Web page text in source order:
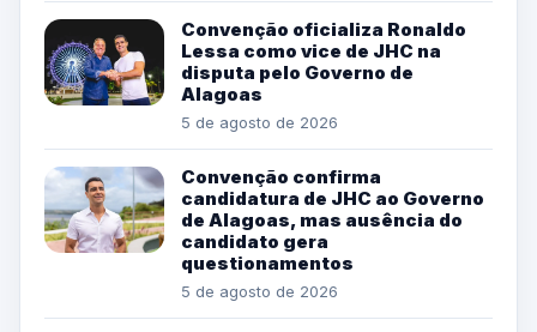
Convenção oficializa Ronaldo
Lessa como vice de JHC na
disputa pelo Governo de
Alagoas
5 de agosto de 2026
Convenção confirma
candidatura de JHC ao Governo
de Alagoas, mas ausência do
candidato gera
questionamentos
5 de agosto de 2026